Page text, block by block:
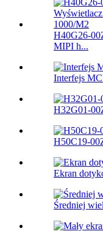
H40G26-
MIPI h...
Interfejs
H32G01-
H50C19-
Ekran
Średniej